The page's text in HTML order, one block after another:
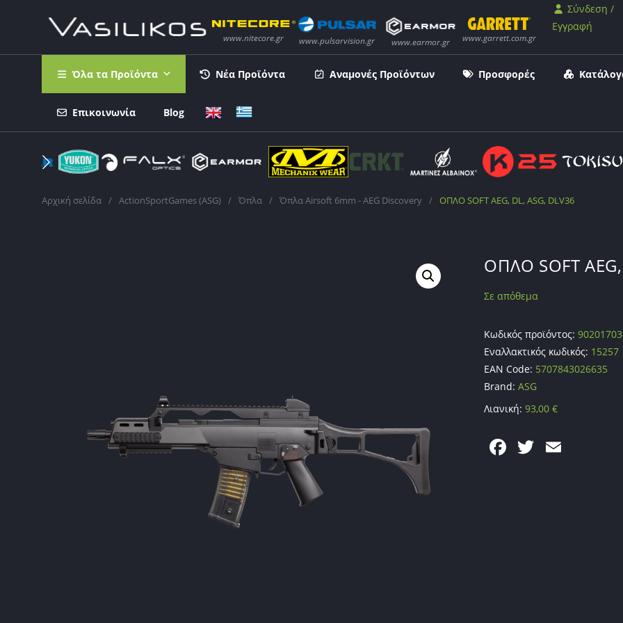
Σύνδεση /
Εγγραφή
Όλα τα Προϊόντα Νέα Προϊόντα Αναμονές Προϊόντων Προσφορές
Επικοινωνία Blog
Αρχική σελίδα / ActionSportGames (ASG) / Όπλα / Όπλα Airsoft 6mm - AEG Discovery / ΟΠΛΟ SOFT AEG, DL, ASG, DLV36
ΟΠΛΟ SOFT
Σε απόθεμα
Κωδικός προϊόντος:
Εναλλακτικός κωδικός: 15257
EAN Code: 5707843026635
Brand:ASG
Λιανική:93,00€
F T